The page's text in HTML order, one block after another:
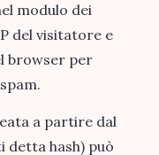
modulo dei
del visitatore e
browser per
a partire dal
hash) può